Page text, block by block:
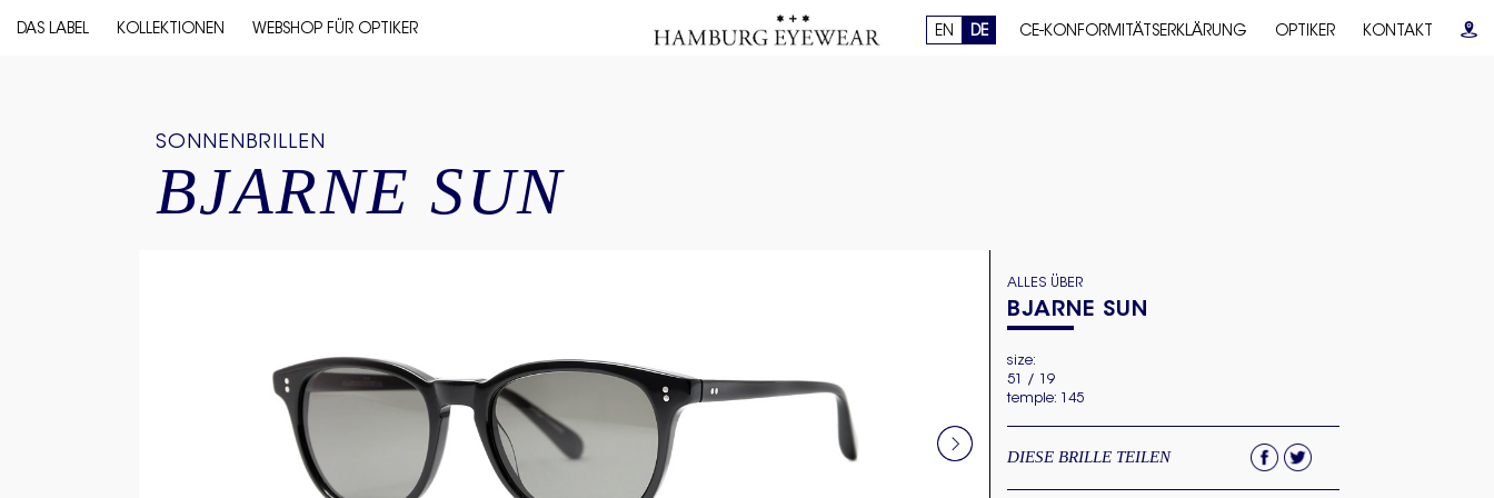
DAS LABEL KOLLEKTIONEN WEBSHOP FÜR OPTIKER EN DE CE-KONFORMITÄTSERKLÄRUNG OPTIKER KONTAKT
SONNENBRILLEN
BJARNE SUN
ALLES ÜBER
BJARNE SUN
size:
51 / 19
temple: 145
DIESE BRILLE TEILEN